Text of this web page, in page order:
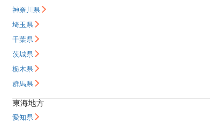
神奈川県
埼玉県
千葉県
茨城県
栃木県
群馬県
東海地方
愛知県